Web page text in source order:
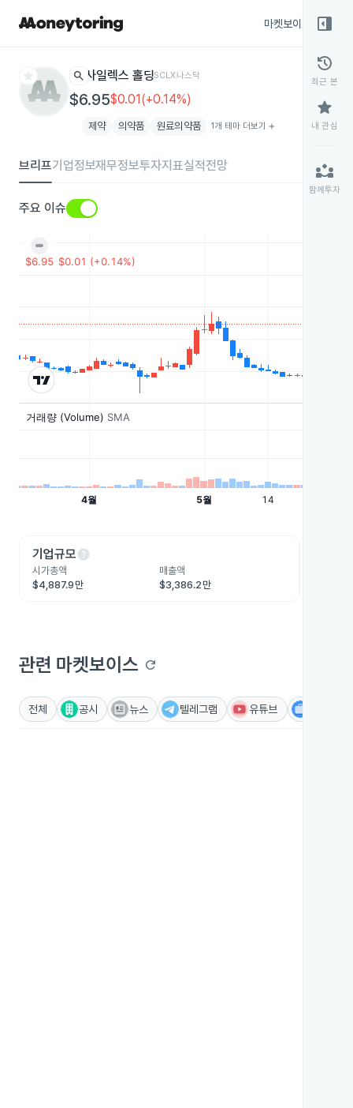
마켓보이스
star search 사일렉스 홀딩SCLX나스닥
$6.95$0.01(+0.14%)
제약 의약품 원료의약품 1개 테마 더보기 add
브리프기업정보재무정보투자지표실적전망
주요 이슈
기업규모help
시가총액
$4,887.9만
매출액
$3,386.2만
관련 마켓보이스 refresh
전체 공시 뉴스 텔레그램 유튜브
right_panel_open
history
최근 본
star
내 관심
partner_exchange
함께투자